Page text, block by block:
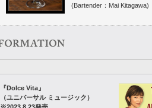
(Bartender：Mai Kitagawa)
『Dolce Vita』
（ユニバーサル ミュージック）